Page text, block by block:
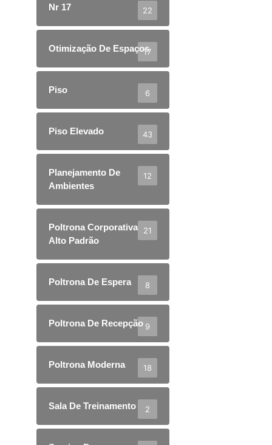
Nr 17 22
Otimização De Espaços
17
Piso 6
Piso Elevado 43
Planejamento De
Ambientes
12
Poltrona Corporativa
Alto Padrão
21
Poltrona De Espera 8
Poltrona De Recepção 9
Poltrona Moderna 18
Sala De Treinamento 2